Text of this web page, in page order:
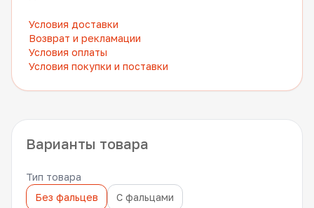
Условия доставки
Возврат и рекламации
Условия оплаты
Условия покупки и поставки
Варианты товара
Тип товара
Без фальцев
С фальцами